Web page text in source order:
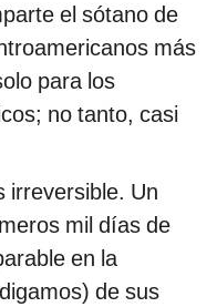
el sótano de
más
para los
no tanto, casi
irreversible. Un
mil días de
en la
de sus